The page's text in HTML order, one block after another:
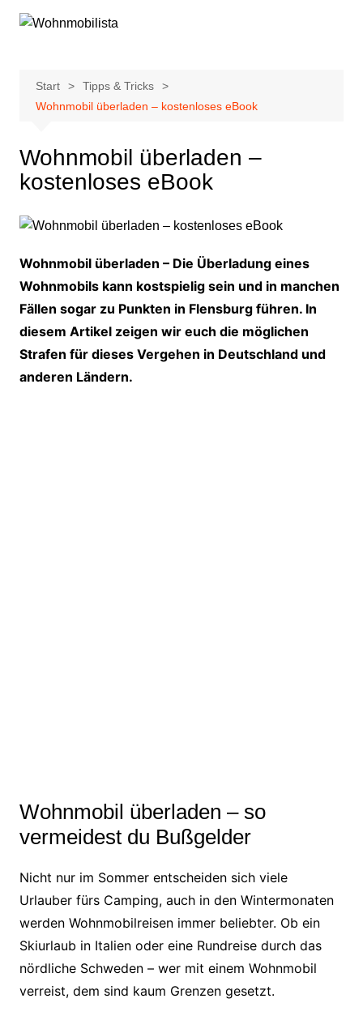
Inhalt
Start
Tipps & Tricks
Wohnmobil überladen – kostenloses eBook
Wohnmobil überladen –
kostenloses eBook
Wohnmobil überladen – Die Überladung eines
Wohnmobils kann kostspielig sein und in manchen
Fällen sogar zu Punkten in Flensburg führen. In
diesem Artikel zeigen wir euch die möglichen
Strafen für dieses Vergehen in Deutschland und
anderen Ländern.
Wohnmobil überladen – so
vermeidest du Bußgelder
Nicht nur im Sommer entscheiden sich viele
Urlauber fürs Camping, auch in den Wintermonaten
werden Wohnmobilreisen immer beliebter. Ob ein
Skiurlaub in Italien oder eine Rundreise durch das
nördliche Schweden – wer mit einem Wohnmobil
verreist, dem sind kaum Grenzen gesetzt.